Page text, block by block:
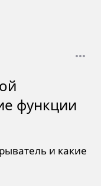
функции
и какие